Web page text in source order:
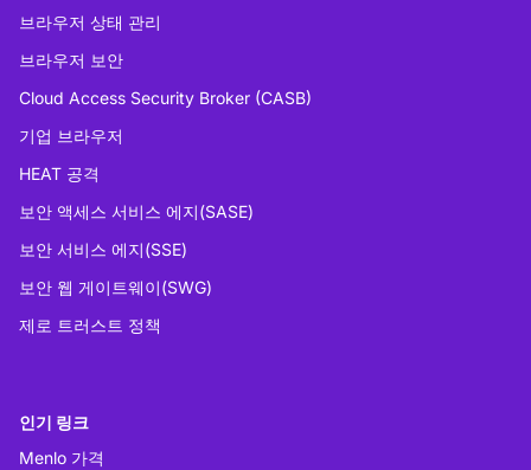
브라우저 상태 관리
브라우저 보안
Cloud Access Security Broker (CASB)
기업 브라우저
HEAT 공격
보안 액세스 서비스 에지(SASE)
보안 서비스 에지(SSE)
보안 웹 게이트웨이(SWG)
제로 트러스트 정책
인기 링크
Menlo 가격